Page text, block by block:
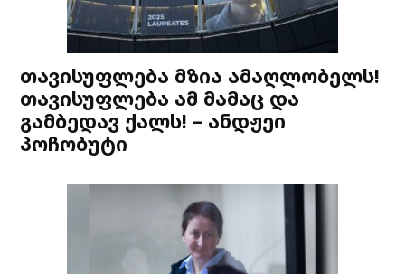
თავისუფლება მზია ამაღლობელს!
თავისუფლება ამ მამაც და
გამბედავ ქალს! – ანდჟეი
პოჩობუტი